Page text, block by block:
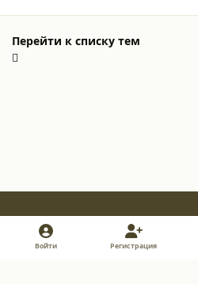
Перейти к списку тем
Light ModeDark ModeSystem Preference
Войти Регистрация